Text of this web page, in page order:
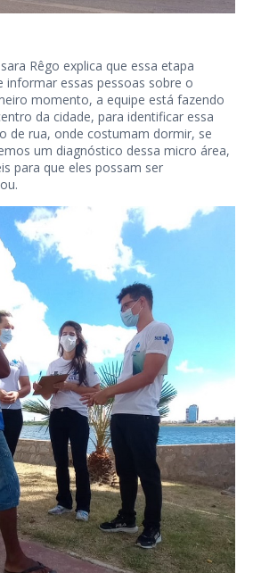
Rêgo explica que essa etapa
informar essas pessoas sobre o
momento, a equipe está fazendo
da cidade, para identificar essa
de rua, onde costumam dormir, se
um diagnóstico dessa micro área,
para que eles possam ser